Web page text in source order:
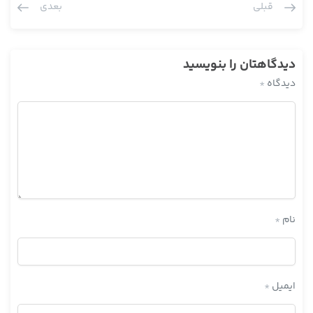
بشر
نمی‌شناسند خیال می‌کنند مجهول است این شخص ، ابن ابی عمیر
است بله بعدش ؟
عبارت مفید را نمی‌آورد
آیت الله مددی : عبارت شیخ مفید را نیاورده است ؟
یکی از حضار : نه فقط باب الرهون با روایت شروع کرده است .
آیت الله مددی : خیلی خوب
قبلی بعدی
دیدگاهتان را بنویسید
دیدگاه *
نام *
ایمیل *